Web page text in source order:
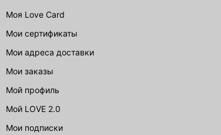
Моя Love Card
Мои сертификаты
Мои адреса доставки
Мои заказы
Мой профиль
Мой LOVE 2.0
Мои подписки